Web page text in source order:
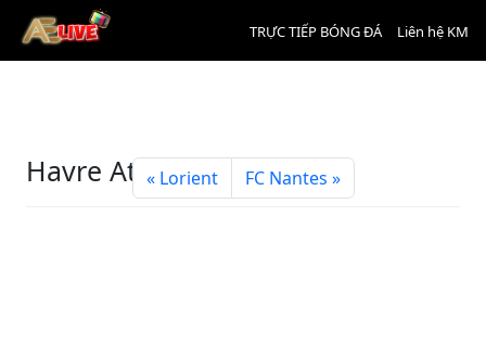
TRỰC TIẾP BÓNG ĐÁ Liên hệ KM
Havre Athletic Club
Lorient FC Nantes